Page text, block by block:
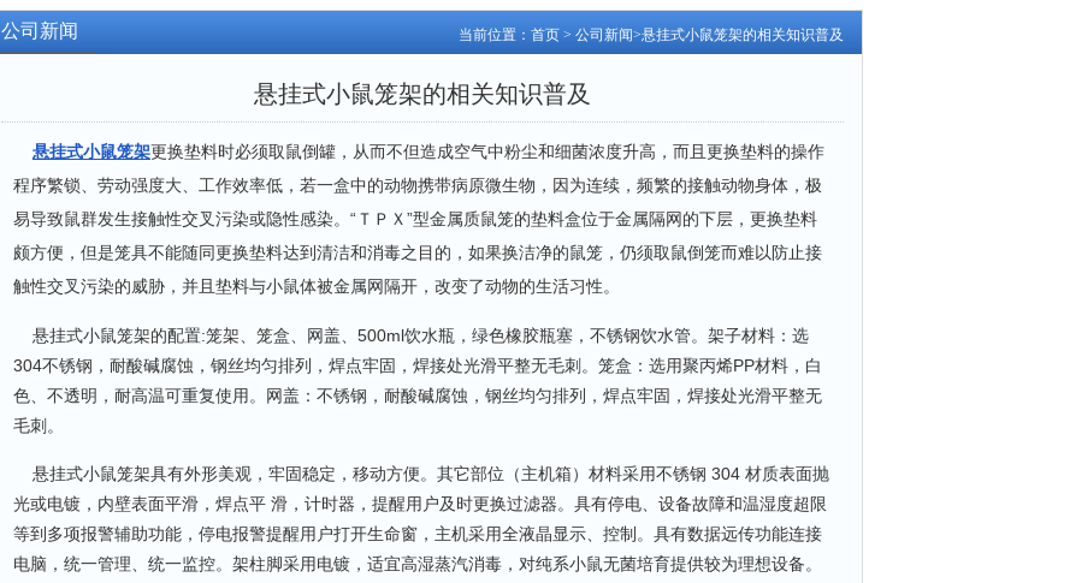
当前位置： 首页 > 公司新闻>悬挂式小鼠笼架的相关知识普及
公司新闻
悬挂式小鼠笼架的相关知识普及
悬挂式小鼠笼架更换垫料时必须取鼠倒罐，从而不但造成空气中粉尘和细菌浓度升高，而且更换垫料的操作
程序繁锁、劳动强度大、工作效率低，若一盒中的动物携带病原微生物，因为连续，频繁的接触动物身体，极
易导致鼠群发生接触性交叉污染或隐性感染。“ＴＰＸ”型金属质鼠笼的垫料盒位于金属隔网的下层，更换垫料
颇方便，但是笼具不能随同更换垫料达到清洁和消毒之目的，如果换洁净的鼠笼，仍须取鼠倒笼而难以防止接
触性交叉污染的威胁，并且垫料与小鼠体被金属网隔开，改变了动物的生活习性。
悬挂式小鼠笼架的配置:笼架、笼盒、网盖、500ml饮水瓶，绿色橡胶瓶塞，不锈钢饮水管。架子材料：选
304不锈钢，耐酸碱腐蚀，钢丝均匀排列，焊点牢固，焊接处光滑平整无毛刺。笼盒：选用聚丙烯PP材料，白
色、不透明，耐高温可重复使用。网盖：不锈钢，耐酸碱腐蚀，钢丝均匀排列，焊点牢固，焊接处光滑平整无
毛刺。
悬挂式小鼠笼架具有外形美观，牢固稳定，移动方便。其它部位（主机箱）材料采用不锈钢 304 材质表面抛
光或电镀，内壁表面平滑，焊点平 滑，计时器，提醒用户及时更换过滤器。具有停电、设备故障和温湿度超限
等到多项报警辅助功能，停电报警提醒用户打开生命窗，主机采用全液晶显示、控制。具有数据远传功能连接
电脑，统一管理、统一监控。架柱脚采用电镀，适宜高湿蒸汽消毒，对纯系小鼠无菌培育提供较为理想设备。